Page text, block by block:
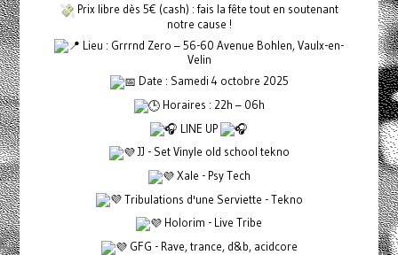
Prix libre dès 5€ (cash) : fais la fête tout en soutenant
notre cause !
Lieu : Grrrnd Zero – 56-60 Avenue Bohlen, Vaulx-en-
Velin
Date : Samedi 4 octobre 2025
Horaires : 22h – 06h
LINE UP
JJ - Set Vinyle old school tekno
Xale - Psy Tech
Tribulations d'une Serviette - Tekno
Holorim - Live Tribe
GFG - Rave, trance, d&b, acidcore